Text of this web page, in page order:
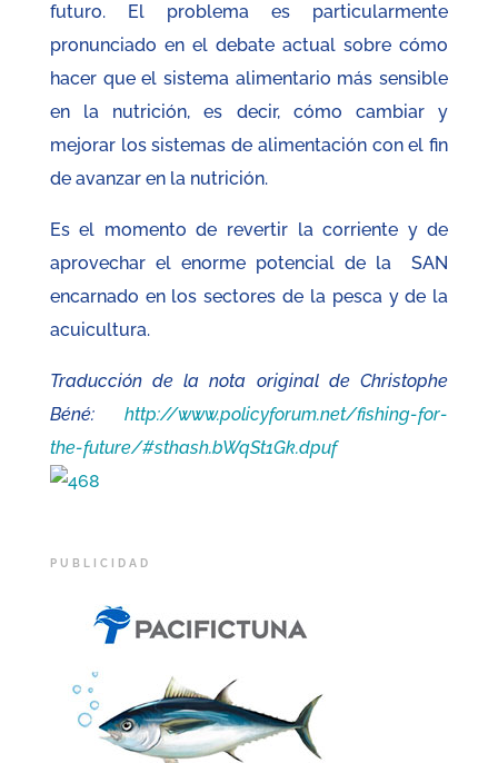
futuro. El problema es particularmente
pronunciado en el debate actual sobre cómo
hacer que el sistema alimentario más sensible
en la nutrición, es decir, cómo cambiar y
mejorar los sistemas de alimentación con el fin
de avanzar en la nutrición.
Es el momento de revertir la corriente y de
aprovechar el enorme potencial de la SAN
encarnado en los sectores de la pesca y de la
acuicultura.
Traducción de la nota original de Christophe
Béné:http://www.policyforum.net/fishing-for-
the-future/#sthash.bWqSt1Gk.dpuf